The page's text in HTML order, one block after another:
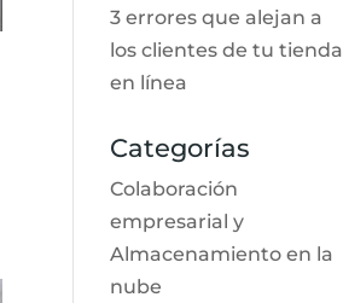
3 errores que alejan a
los clientes de tu tienda
en línea
Categorías
Colaboración
empresarial y
Almacenamiento en la
nube